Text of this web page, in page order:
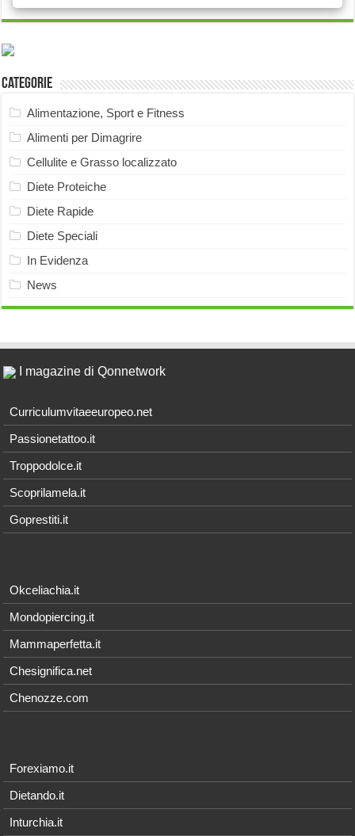
Categorie
Alimentazione, Sport e Fitness
Alimenti per Dimagrire
Cellulite e Grasso localizzato
Diete Proteiche
Diete Rapide
Diete Speciali
In Evidenza
News
I magazine di Qonnetwork
Curriculumvitaeeuropeo.net
Passionetattoo.it
Troppodolce.it
Scoprilamela.it
Goprestiti.it
Okceliachia.it
Mondopiercing.it
Mammaperfetta.it
Chesignifica.net
Chenozze.com
Forexiamo.it
Dietando.it
Inturchia.it